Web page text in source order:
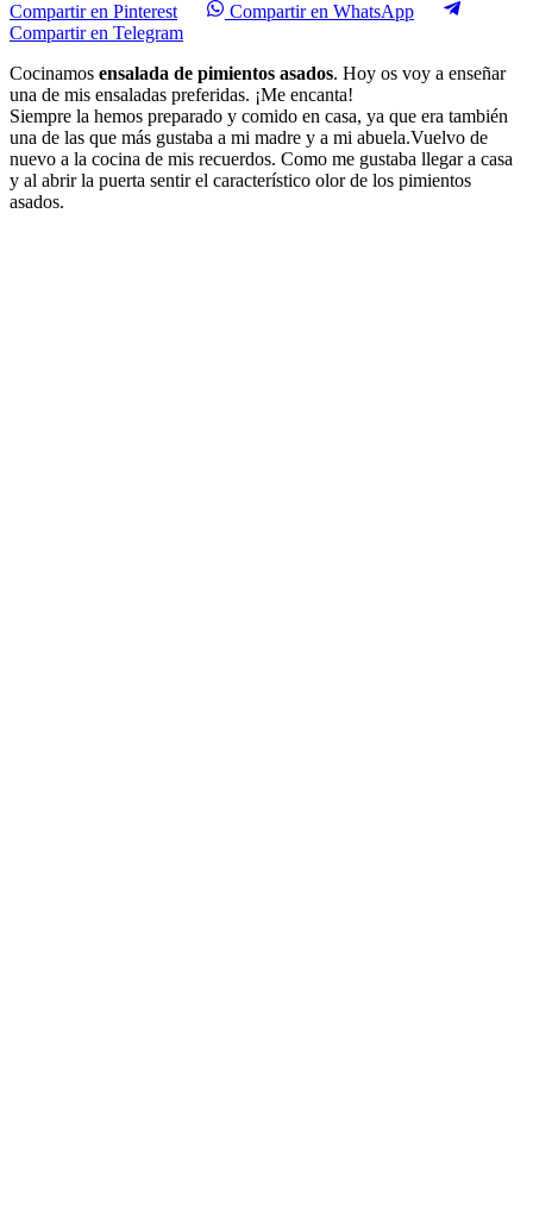
Compartir en Pinterest
Compartir en WhatsApp
Compartir en Telegram
Cocinamos ensalada de pimientos asados. Hoy os voy a enseñar
una de mis ensaladas preferidas. ¡Me encanta!
Siempre la hemos preparado y comido en casa, ya que era también
una de las que más gustaba a mi madre y a mi abuela.Vuelvo de
nuevo a la cocina de mis recuerdos. Como me gustaba llegar a casa
y al abrir la puerta sentir el característico olor de los pimientos
asados.